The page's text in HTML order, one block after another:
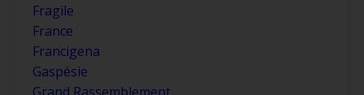
Fragile
France
Francigena
Gaspésie